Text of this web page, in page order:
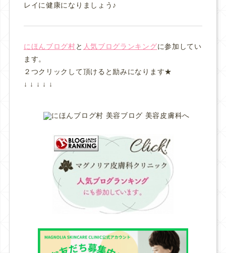
レイに健康になりましょう♪
にほんブログ村と 人気ブログランキングに参加してい
ます。
２つクリックして頂けると励みになります★
↓ ↓ ↓ ↓ ↓